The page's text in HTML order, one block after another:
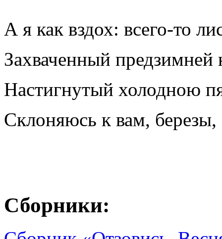
А я как вздох: всего-то
Захваченный предзимней
Настигнутый холодною
Склоняюсь к вам,
Сборники: